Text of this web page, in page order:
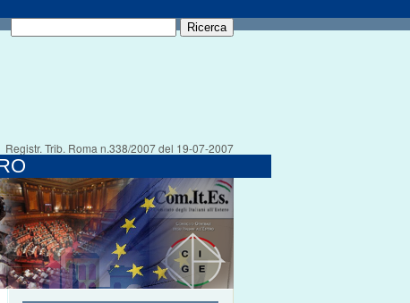
Registr. Trib. Roma n.338/2007 del 19-07-2007